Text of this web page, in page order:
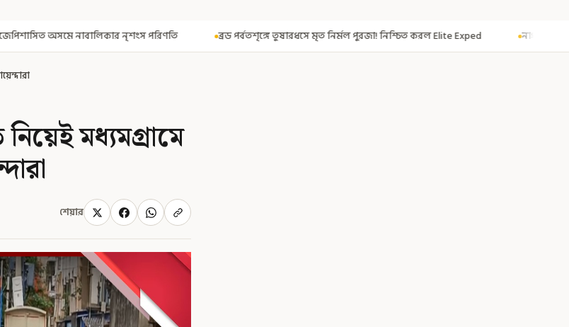
পরিণতি ব্রড পর্বতশৃঙ্গে তুষারধসে মৃত নির্মল পুরজা! নিশ্চিত করল Elite Exped নাগরিকত্ব দিতেই CAA! ৩০০ মতুয়াকে
মধ্যমগ্রামে
শেয়ার